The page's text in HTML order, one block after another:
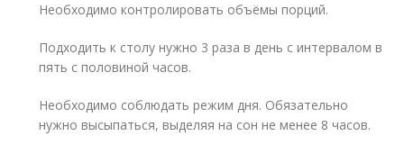
Необходимо контролировать объёмы порций.
Подходить к столу нужно 3 раза в день с интервалом в
пять с половиной часов.
Необходимо соблюдать режим дня. Обязательно
нужно высыпаться, выделяя на сон не менее 8 часов.